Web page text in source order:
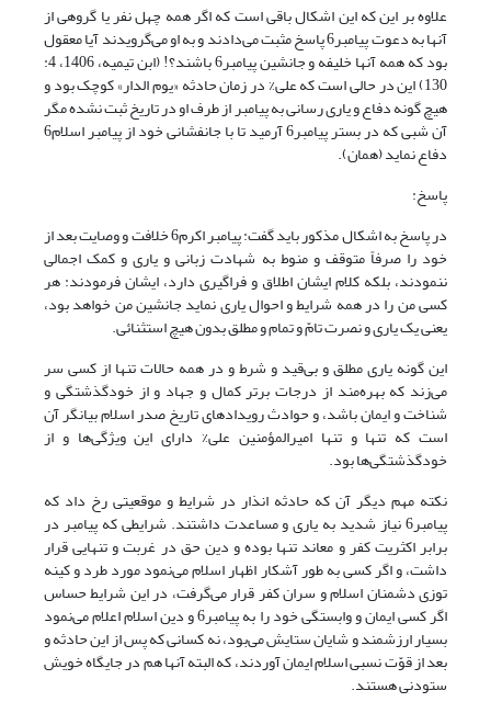
علاوه بر این که این اشکال باقی است که اگر همه چهل نفر یا گروهی از
آنها به دعوت پیامبر6 پاسخ مثبت می‌دادند و به او می‌گرویدند آیا معقول
بود که همه آنها خلیفه و جانشین پیامبر6 باشند؟! (ابن تیمیه، 1406، 4:
130) این در حالی است که علی% در زمان حادثه «یوم الدار» کوچک بود و
هیچ گونه دفاع و یاری رسانی به پیامبر از طرف او در تاریخ ثبت نشده مگر
آن شبی که در بستر پیامبر6 آرمید تا با جانفشانی خود از پیامبر اسلام6
دفاع نماید (همان).
پاسخ:
در پاسخ به اشکال مذکور باید گفت: پیامبر اکرم6 خلافت و وصایت بعد از
خود را صرفاً متوقف و منوط به شهادت زبانی و یاری و کمک اجمالی
ننمودند، بلکه کلام ایشان اطلاق و فراگیری دارد، ایشان فرمودند: هر
کسی من را در همه شرایط و احوال یاری نماید جانشین من خواهد بود،
یعنی یک یاری و نصرت تامّ و تمام و مطلق بدون هیچ استثنائی.
این گونه یاری مطلق و بی‌قید و شرط و در همه حالات تنها از کسی سر
می‌زند که بهره‌مند از درجات برتر کمال و جهاد و از خودگذشتگی و
شناخت و ایمان باشد، و حوادث رویدادهای تاریخ صدر اسلام بیانگر آن
است که تنها و تنها امیرالمؤمنین علی% دارای این ویژگی‌ها و از
خودگذشتگی‌ها بود.
نکته مهم دیگر آن که حادثه انذار در شرایط و موقعیتی رخ داد که
پیامبر6 نیاز شدید به یاری و مساعدت داشتند. شرایطی که پیامبر در
برابر اکثریت کفر و معاند تنها بوده و دین حق در غربت و تنهایی قرار
داشت، و اگر کسی به طور آشکار اظهار اسلام می‌نمود مورد طرد و کینه
توزی دشمنان اسلام و سران کفر قرار می‌گرفت، در این شرایط حساس
اگر کسی ایمان و وابستگی خود را به پیامبر6 و دین اسلام اعلام می‌نمود
بسیار ارزشمند و شایان ستایش می‌بود، نه کسانی که پس از این حادثه و
بعد از قوّت نسبی اسلام ایمان آوردند، که البته آنها هم در جایگاه خویش
ستودنی هستند.